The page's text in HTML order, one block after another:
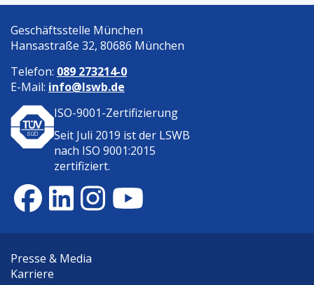
Geschäftsstelle München
Hansastraße 32, 80686 München
Telefon: 089 273214-0
E-Mail: info@lswb.de
ISO-9001-Zertifizierung
Seit Juli 2019 ist der LSWB
nach ISO 9001:2015
zertifiziert.
Presse & Media
Karriere